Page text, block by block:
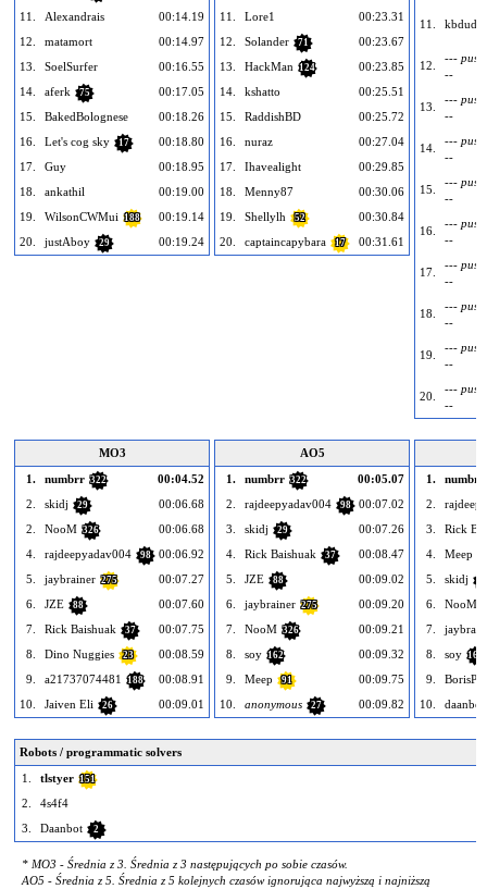
11.
Alexandrais
00:14.19
12.
matamort
00:14.97
13.
SoelSurfer
00:16.55
14.
aferk 75
00:17.05
15.
BakedBolognese
00:18.26
16.
Let's cog sky 17
00:18.80
17.
Guy
00:18.95
18.
ankathil
00:19.00
19.
WilsonCWMui 188
00:19.14
20.
justAboy 29 00:19.24
11.
Lore1
00:23.31
12.
Solander 71
00:23.67
13.
HackMan 124
00:23.85
14.
kshatto
00:25.51
15.
RaddishBD
00:25.72
16.
nuraz
00:27.04
17.
Ihavealight
00:29.85
18.
Menny87
00:30.06
19.
Shellylh 52
00:30.84
20.
captaincapybara 17 00:31.61
11.
12.
---
--
13.
---
--
14.
---
--
15.
---
--
16.
---
--
17.
---
--
18.
---
--
19.
---
--
20.
---
--
MO3
1.
numbrr 322
00:04.52
2.
skidj 29
00:06.68
2.
NooM 326
00:06.68
4.
rajdeepyadav004 98
00:06.92
5.
jaybrainer 275
00:07.27
6.
JZE 88
00:07.60
7.
Rick Baishuak 37
00:07.75
8.
Dino Nuggies 23
00:08.59
9.
a21737074481 188
00:08.91
10.
Jaiven Eli 26 00:09.01
AO5
1.
numbrr 322
00:05.07
2.
rajdeepyadav004 98
00:07.02
3.
skidj 29
00:07.26
4.
Rick Baishuak 37
00:08.47
5.
JZE 88
00:09.02
6.
jaybrainer 275
00:09.20
7.
NooM 326
00:09.21
8.
soy 162
00:09.32
9.
Meep 91
00:09.75
10.
anonymous 27 00:09.82
1.
numbrr
2.
3.
Rick
4.
Meep
5. skidj
6. NooM
7.
8.
soy 162
9.
10.
daanbe
Robots / programmatic solvers
1.
tlstyer 151
2.
4s4f4
3.
Daanbot 2
* MO3 - Średnia z 3. Średnia z 3 następujących po sobie czasów.
AO5 - Średnia z 5. Średnia z 5 kolejnych czasów ignorująca najwyższą i najniższą